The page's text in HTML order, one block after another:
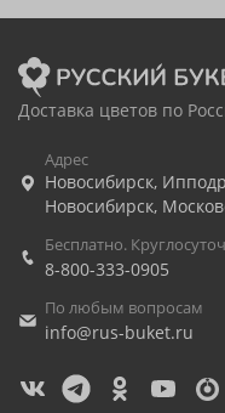
Доставка цветов по
Адрес
Новосибирск,
Новосибирск,
Бесплатно.
8-800-333-0905
По любым вопросам
info@rus-buket.ru